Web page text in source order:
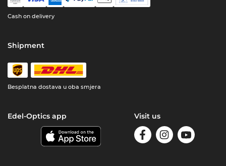
Cash on delivery
Shipment
Besplatna dostava u oba smjera
Edel-Optics app Visit us